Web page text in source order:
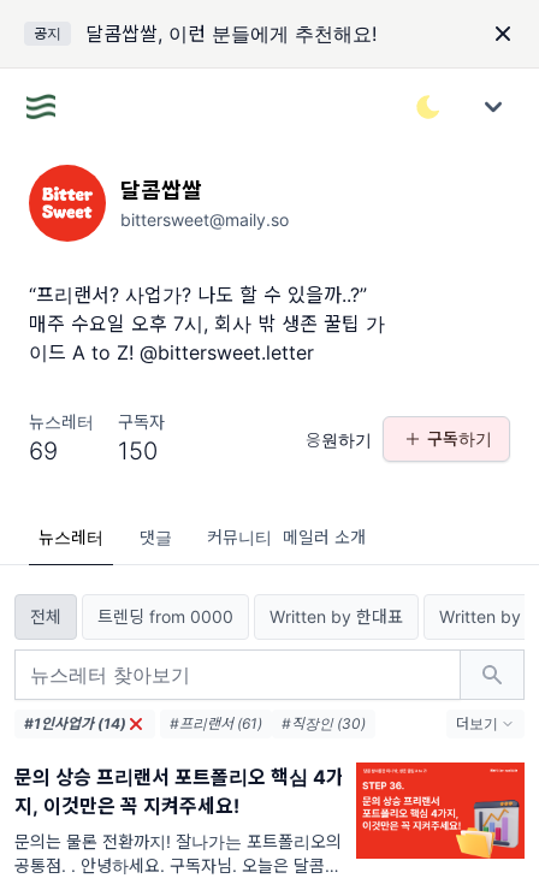
공지 달콤쌉쌀, 이런 분들에게 추천해요!
달콤쌉쌀
bittersweet@maily.so
“프리랜서? 사업가? 나도 할 수 있을까..?”
매주 수요일 오후 7시, 회사 밖 생존 꿀팁 가
이드 A to Z! @bittersweet.letter
뉴스레터
69
구독자
150 응원하기 구독하기
뉴스레터 댓글 커뮤니티 메일러 소개
전체 트렌딩 from 0000 Written by 한대표 Written by
#1인사업가 (14) #프리랜서 (61)
#직장인 (30)
#사업가 (11)
#퇴사 (7)
#디지털노마드 (6)
#마케팅 (4)
#프리워커 (4)
#창업 (3)
#솔로프러너 (3)
더보기
문의 상승 프리랜서 포트폴리오 핵심 4가
지, 이것만은 꼭 지켜주세요!
문의는 물론 전환까지! 잘나가는 포트폴리오의
공통점. . 안녕하세요. 구독자님. 오늘은 달콤쌉